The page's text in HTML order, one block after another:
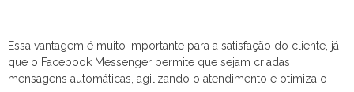
Essa vantagem é muito importante para a satisfação do cliente, já
que o Facebook Messenger permite que sejam criadas
mensagens automáticas, agilizando o atendimento e otimiza o